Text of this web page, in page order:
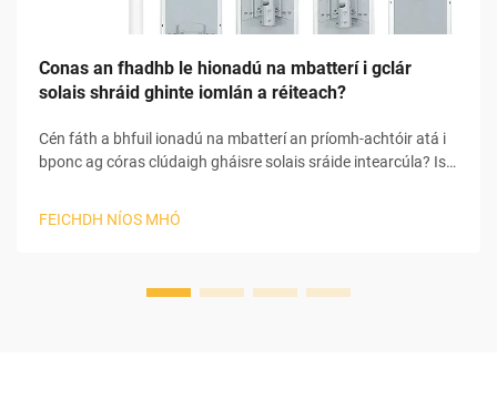
Conas an fhadhb le hionadú na mbatterí i gclár
solais shráid ghinte iomlán a réiteach?
Cén fáth a bhfuil ionadú na mbatterí an príomh-achtóir atá i
bponc ag córas clúdaigh gháisre solais sráide intearcúla? Is é
clúdaigh gháisre solais sráide intearcúla. Tá go leor
FEICHDH NÍOS MHÓ